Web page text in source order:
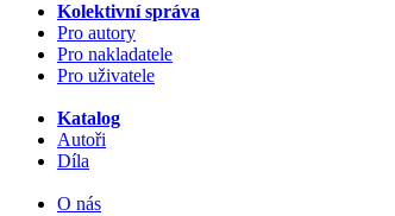
Kolektivní správa
Pro autory
Pro nakladatele
Pro uživatele
Katalog
Autoři
Díla
O nás